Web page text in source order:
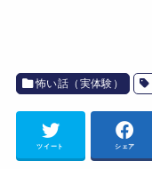
怖い話（実体験）
ツイート シェア